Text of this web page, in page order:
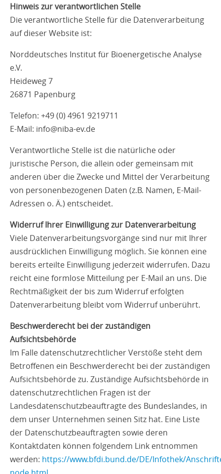
Hinweis zur verantwortlichen Stelle
Die verantwortliche Stelle für die Datenverarbeitung
auf dieser Website ist:
Norddeutsches Institut für Bioenergetische Analyse
e.V.
Heideweg 7
26871 Papenburg
Telefon: +49 (0) 4961 9219711
E-Mail: info@niba-ev.de
Verantwortliche Stelle ist die natürliche oder
juristische Person, die allein oder gemeinsam mit
anderen über die Zwecke und Mittel der Verarbeitung
von personenbezogenen Daten (z.B. Namen, E-Mail-
Adressen o. Ä.) entscheidet.
Widerruf Ihrer Einwilligung zur Datenverarbeitung
Viele Datenverarbeitungsvorgänge sind nur mit Ihrer
ausdrücklichen Einwilligung möglich. Sie können eine
bereits erteilte Einwilligung jederzeit widerrufen. Dazu
reicht eine formlose Mitteilung per E-Mail an uns. Die
Rechtmäßigkeit der bis zum Widerruf erfolgten
Datenverarbeitung bleibt vom Widerruf unberührt.
Beschwerderecht bei der zuständigen
Aufsichtsbehörde
Im Falle datenschutzrechtlicher Verstöße steht dem
Betroffenen ein Beschwerderecht bei der zuständigen
Aufsichtsbehörde zu. Zuständige Aufsichtsbehörde in
datenschutzrechtlichen Fragen ist der
Landesdatenschutzbeauftragte des Bundeslandes, in
dem unser Unternehmen seinen Sitz hat. Eine Liste
der Datenschutzbeauftragten sowie deren
Kontaktdaten können folgendem Link entnommen
werden: https://www.bfdi.bund.de/DE/Infothek/